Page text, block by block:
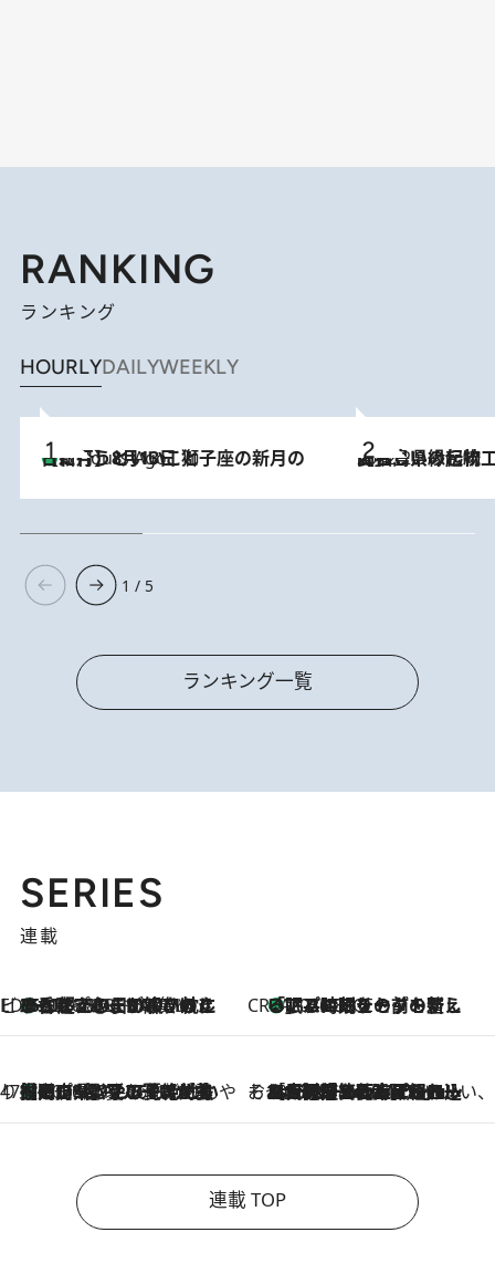
RANKING
ランキング
HOURLYDAILYWEEKLY
3 Hours Ago
【新月】8月13日 獅子座の新月の日に行うといいこと 2022.2.8
【福島県の伝統工芸品】 見た目も愛らしい縁起物 「起き上がり小法師」
1 / 5
ランキング一覧
SERIES
連載
ビューティいいもの集め EDITORS' BEST
2026.8.10
35℃超えの日の夜、枕にひと吹き！ BAUMのルームスプレーが、ひのきの香りで心まで解きほぐす CREA'S CHOICE
2026.8.10
「眠る時刻をセットする」——眠りの前を整える、バルミューダの新しいアプローチ
47都道府県の手みやげ ひんやりスイーツで夏を満喫
2026.8.10
【岡山県】この夏絶対食べたい 冷やしておいしいおやつ3選 フルーツが主役のプリンやアイスが勢揃い そおだよおこの関西おいしい、おやつ紀行
2026.8.9
［大阪府箕面市］一皿一皿目の前で仕上げられる、料理を巧みに組み込んだアシェットデセールコース「ミチル アシェット デセール（Michiru assiette dessert）」
連載 TOP